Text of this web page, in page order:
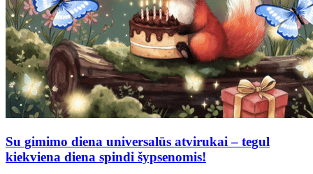
Su gimimo diena universalūs atvirukai – tegul
kiekviena diena spindi šypsenomis!